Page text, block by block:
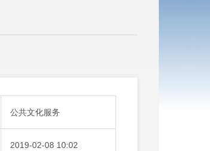
公共文化服务
2019-02-08 10:02